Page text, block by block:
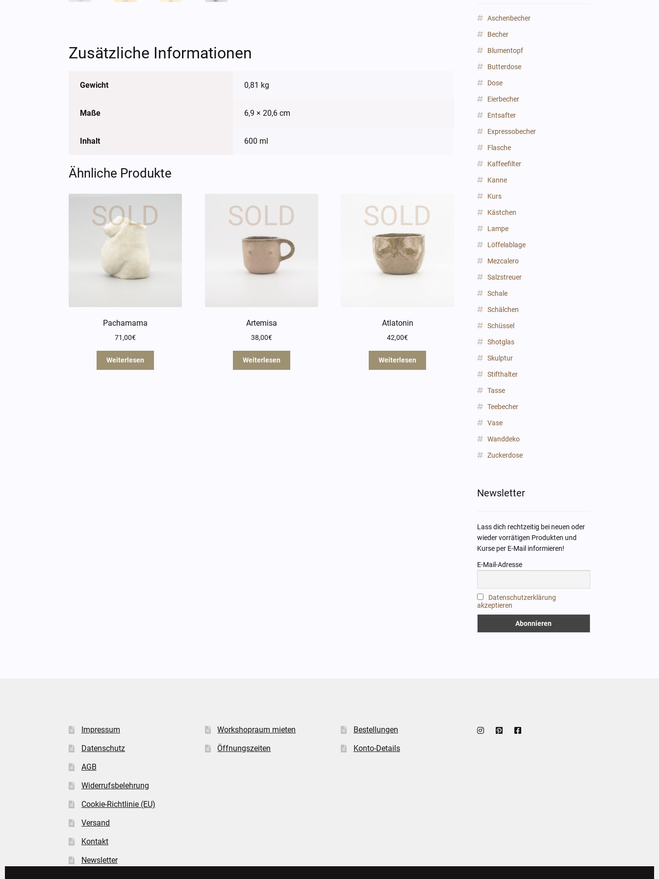
Zusätzliche Informationen
Gewicht 0,81 kg
Maße 6,9 × 20,6 cm
Inhalt 600 ml
Ähnliche Produkte
Pachamama
71,00€
Weiterlesen
Artemisa
38,00€
Weiterlesen
Atlatonin
42,00€
Weiterlesen
Aschenbecher
Becher
Blumentopf
Butterdose
Dose
Eierbecher
Entsafter
Expressobecher
Flasche
Kaffeefilter
Kanne
Kurs
Kästchen
Lampe
Löffelablage
Mezcalero
Salzstreuer
Schale
Schälchen
Schüssel
Shotglas
Skulptur
Stifthalter
Tasse
Teebecher
Vase
Wanddeko
Zuckerdose
Newsletter
Lass dich rechtzeitig bei neuen oder
wieder vorrätigen Produkten und
Kurse per E-Mail informieren!
E-Mail-Adresse
Datenschutzerklärung
akzeptieren
Impressum
Datenschutz
AGB
Widerrufsbelehrung
Cookie-Richtlinie (EU)
Versand
Kontakt
Newsletter
Workshopraum mieten
Öffnungszeiten
Bestellungen
Konto-Details